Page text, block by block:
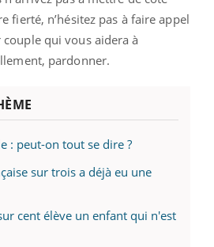
fierté, n’hésitez pas à faire appel
qui vous aidera à
pardonner.
: peut-on tout se dire ?
sur trois a déjà eu une
cent élève un enfant qui n'est